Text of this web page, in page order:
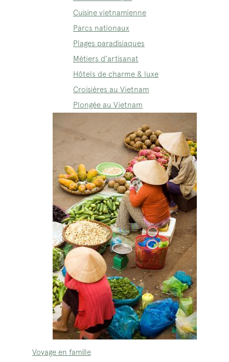
Cuisine vietnamienne
Parcs nationaux
Plages paradisiaques
Métiers d’artisanat
Hôtels de charme & luxe
Croisières au Vietnam
Plongée au Vietnam
Voyage en famille